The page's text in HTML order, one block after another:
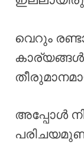
വെറും
കാര്യങ്ങൾ
അപ്പോൾ